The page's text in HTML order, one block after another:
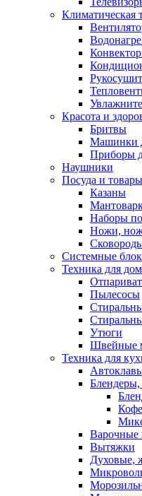
Климатическая
Красота и
Бритвы
Машинки
Приборы
Наушники
Посуда и
Казаны
Наборы
Ножи,
Системные
Техника для
Пылесосы
Утюги
Швейные
Техника для
Варочные
Вытяжки
Духовые,